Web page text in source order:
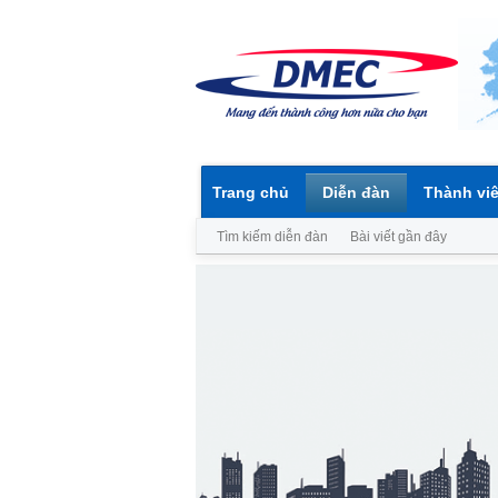
Trang chủ Diễn đàn
Tìm kiếm diễn đàn Bài viết gần đây
Thành